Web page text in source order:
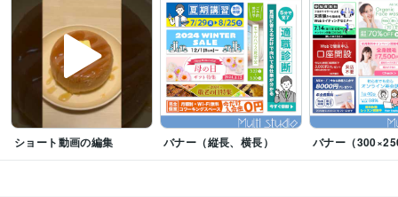
Pages:6年
Google Analytics:3年
Google Search Console:3年
Adobe Photoshop:6年
Adobe Premiere Pro:2年
Adobe Illustrator:6年 Adobe After Effects:1年
CLIP STUDIO PAINT:0年
ショート動画の編集 バナー（縦長、横長） バナー（